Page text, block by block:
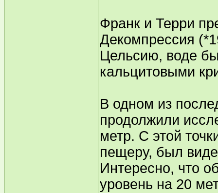
Франк и Терри
Декомпрессия
Цельсию, воде
кальцитовыми
В одном из
продолжили
метр. С этой
пещеру, был
Интересно, что
уровень на 20